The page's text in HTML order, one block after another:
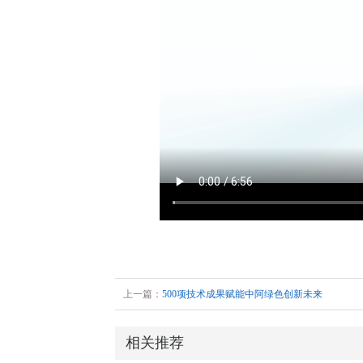
上一篇： 500项技术成果赋能中阿绿色创新未来
相关推荐